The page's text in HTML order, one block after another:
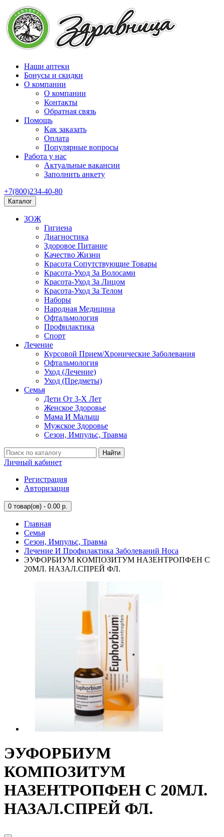
Наши аптеки
Бонусы и скидки
О компании
О компании
Контакты
Обратная связь
Помощь
Как заказать
Оплата
Популярные вопросы
Работа у нас
Актуальные вакансии
Заполнить анкету
+7(800)234-40-80
Каталог
ЗОЖ
Гигиена
Диагностика
Здоровое Питание
Качество Жизни
Красота Сопутствующие Товары
Красота-Уход За Волосами
Красота-Уход За Лицом
Красота-Уход За Телом
Наборы
Народная Медицина
Офтальмология
Профилактика
Спорт
Лечение
Курсовой Прием/Хронические Заболевания
Офтальмология
Уход (Лечение)
Уход (Предметы)
Семья
Дети От 3-Х Лет
Женское Здоровье
Мама И Малыш
Мужское Здоровье
Сезон, Импульс, Травма
Найти
Личный кабинет
Регистрация
Авторизация
0 товар(ов) - 0.00 р.
Главная
Семья
Сезон, Импульс, Травма
Лечение И Профилактика Заболеваний Носа
ЭУФОРБИУМ КОМПОЗИТУМ НАЗЕНТРОПФЕН С
20МЛ. НАЗАЛ.СПРЕЙ ФЛ.
ЭУФОРБИУМ
КОМПОЗИТУМ
НАЗЕНТРОПФЕН С 20МЛ.
НАЗАЛ.СПРЕЙ ФЛ.